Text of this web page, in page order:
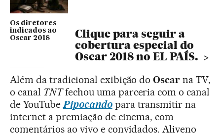
Os diretores
indicados ao
Oscar 2018
Clique para seguir a
cobertura especial do
Oscar 2018 no EL PAÍS.
Além da tradicional exibição doOscar na TV,
o canal TNTfechou uma parceria com o canal
de YouTubePipocandopara transmitir na
internet a premiação de cinema, com
comentários ao vivo e convidados. Aliveno